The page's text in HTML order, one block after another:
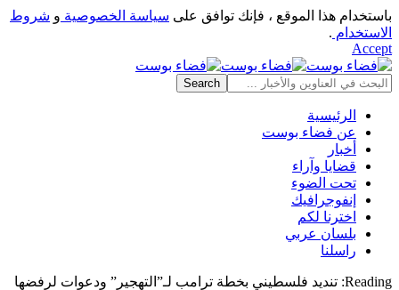
باستخدام هذا الموقع ، فإنك توافق على سياسة الخصوصية و شروط
الاستخدام .
Accept
الرئيسية
عن فضاء بوست
أخبار
قضايا وآراء
تحت الضوء
إنفوجرافيك
اخترنا لكم
بلسان عربي
راسلنا
Reading: تنديد فلسطيني بخطة ترامب لـ”التهجير” ودعوات لرفضها